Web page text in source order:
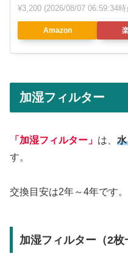
¥3,200 (2026/08/07 06:59:34
Amazon
加湿フィルター
「加湿フィルター」 は、
す。
交換目安は2年～4年です。
加湿フィルター（2